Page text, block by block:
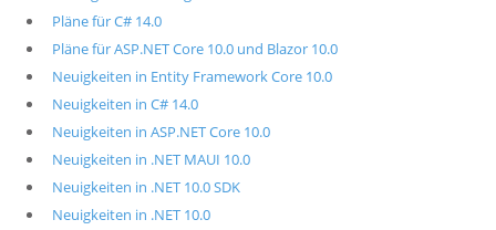
Pläne für C# 14.0
Pläne für ASP.NET Core 10.0 und Blazor 10.0
Neuigkeiten in Entity Framework Core 10.0
Neuigkeiten in C# 14.0
Neuigkeiten in ASP.NET Core 10.0
Neuigkeiten in .NET MAUI 10.0
Neuigkeiten in .NET 10.0 SDK
Neuigkeiten in .NET 10.0